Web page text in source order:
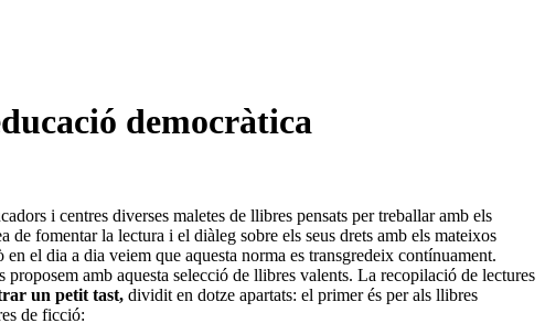
democràtica
i centres diverses maletes de llibres pensats per treballar amb els
de fomentar la lectura i el diàleg sobre els seus drets amb els mateixos
el dia a dia veiem que aquesta norma es transgredeix contínuament.
amb aquesta selecció de llibres valents. La recopilació de lectures
un petit tast, dividit en dotze apartats: el primer és per als llibres
de ficció: